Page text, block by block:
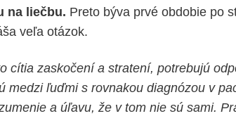
na liečbu. Preto býva prvé obdobie po
veľa otázok.
cítia zaskočení a stratení, potrebujú
medzi ľuďmi s rovnakou diagnózou v
a úľavu, že v tom nie sú sami.